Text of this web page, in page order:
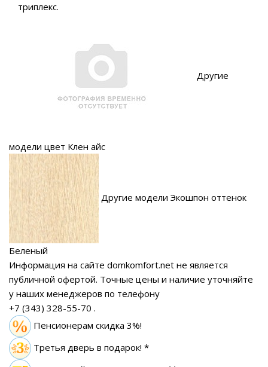
триплекс.
Другие
модели цвет Клен айс
Другие модели Экошпон оттенок
Беленый
Информация на сайте domkomfort.net не является
публичной офертой. Точные цены и наличие уточняйте
у наших менеджеров по телефону
+7 (343) 328-55-70 .
Пенсионерам скидка 3%!
Третья дверь в подарок! *